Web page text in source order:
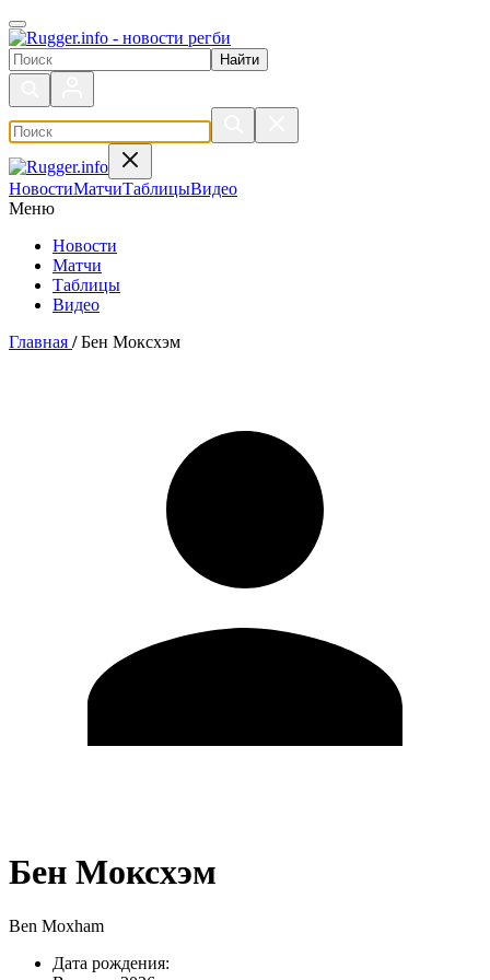
Поиск по сайту
НовостиМатчиТаблицыВидео
Меню
Новости
Матчи
Таблицы
Видео
Главная / Бен Моксхэм
Бен Моксхэм
Ben Moxham
Дата рождения: